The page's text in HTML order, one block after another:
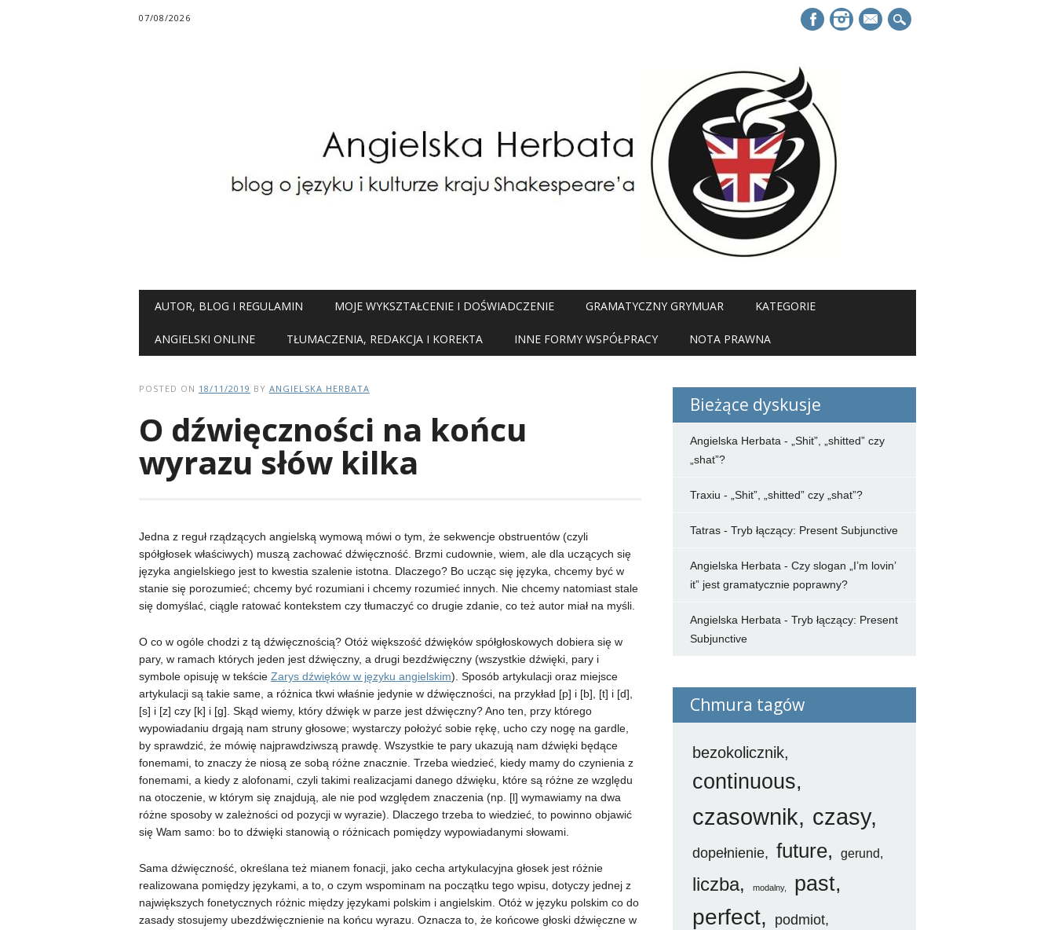
07/08/2026
mail
Main menu
AUTOR, BLOG I REGULAMIN MOJE WYKSZTAŁCENIE I DOŚWIADCZENIE GRAMATYCZNY GRYMUAR KATEGORIE
ANGIELSKI ONLINE TŁUMACZENIA, REDAKCJA I KOREKTA INNE FORMY WSPÓŁPRACY NOTA PRAWNA
POSTED ON 18/11/2019 BY ANGIELSKA HERBATA
O dźwięczności na końcu
wyrazu słów kilka
Jedna z reguł rządzących angielską wymową mówi o tym, że sekwencje obstruentów (czyli
spółgłosek właściwych) muszą zachować dźwięczność. Brzmi cudownie, wiem, ale dla uczących się
języka angielskiego jest to kwestia szalenie istotna. Dlaczego? Bo ucząc się języka, chcemy być w
stanie się porozumieć; chcemy być rozumiani i chcemy rozumieć innych. Nie chcemy natomiast stale
się domyślać, ciągle ratować kontekstem czy tłumaczyć co drugie zdanie, co też autor miał na myśli.
O co w ogóle chodzi z tą dźwięcznością? Otóż większość dźwięków spółgłoskowych dobiera się w
pary, w ramach których jeden jest dźwięczny, a drugi bezdźwięczny (wszystkie dźwięki, pary i
symbole opisuję w tekście Zarys dźwięków w języku angielskim). Sposób artykulacji oraz miejsce
artykulacji są takie same, a różnica tkwi właśnie jedynie w dźwięczności, na przykład [p] i [b], [t] i [d],
[s] i [z] czy [k] i [g]. Skąd wiemy, który dźwięk w parze jest dźwięczny? Ano ten, przy którego
wypowiadaniu drgają nam struny głosowe; wystarczy położyć sobie rękę, ucho czy nogę na gardle,
by sprawdzić, że mówię najprawdziwszą prawdę. Wszystkie te pary ukazują nam dźwięki będące
fonemami, to znaczy że niosą ze sobą różne znacznie. Trzeba wiedzieć, kiedy mamy do czynienia z
fonemami, a kiedy z alofonami, czyli takimi realizacjami danego dźwięku, które są różne ze względu
na otoczenie, w którym się znajdują, ale nie pod względem znaczenia (np. [l] wymawiamy na dwa
różne sposoby w zależności od pozycji w wyrazie). Dlaczego trzeba to wiedzieć, to powinno objawić
się Wam samo: bo to dźwięki stanowią o różnicach pomiędzy wypowiadanymi słowami.
Sama dźwięczność, określana też mianem fonacji, jako cecha artykulacyjna głosek jest różnie
realizowana pomiędzy językami, a to, o czym wspominam na początku tego wpisu, dotyczy jednej z
największych fonetycznych różnic między językami polskim i angielskim. Otóż w języku polskim co do
zasady stosujemy ubezdźwięcznienie na końcu wyrazu. Oznacza to, że końcowe głoski dźwięczne w
Bieżące dyskusje
Angielska Herbata -
„Shit”, „shitted” czy
„shat”?
Traxiu - „Shit”, „shitted” czy „shat”?
Tatras- Tryb łączący: Present Subjunctive
Angielska Herbata - Czy slogan „I’m lovin’
it” jest gramatycznie poprawny?
Angielska Herbata - Tryb łączący: Present
Subjunctive
Chmura tagów
bezokolicznik
continuous
czasownik czasy
dopełnienie future gerund
liczba modalny past
perfect podmiot